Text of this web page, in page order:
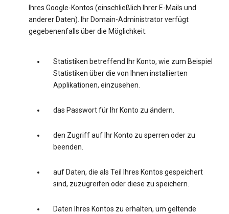
Ihres Google-Kontos (einschließlich Ihrer E-Mails und
anderer Daten). Ihr Domain-Administrator verfügt
gegebenenfalls über die Möglichkeit:
Statistiken betreffend Ihr Konto, wie zum Beispiel
Statistiken über die von Ihnen installierten
Applikationen, einzusehen.
das Passwort für Ihr Konto zu ändern.
den Zugriff auf Ihr Konto zu sperren oder zu
beenden.
auf Daten, die als Teil Ihres Kontos gespeichert
sind, zuzugreifen oder diese zu speichern.
Daten Ihres Kontos zu erhalten, um geltende